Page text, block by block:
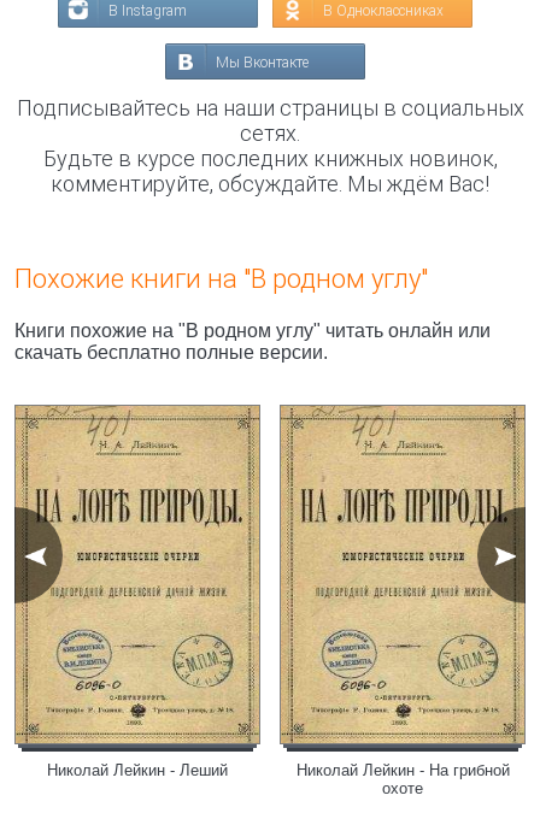
В Instagram В Одноклассниках
Мы Вконтакте
Подписывайтесь на наши страницы в социальных
сетях.
Будьте в курсе последних книжных новинок,
комментируйте, обсуждайте. Мы ждём Вас!
Похожие книги на "В родном углу"
Книги похожие на "В родном углу" читать онлайн или
скачать бесплатно полные версии.
Николай Лейкин - Леший
Николай Лейкин - На грибной
охоте